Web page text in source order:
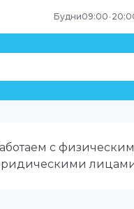
Будни09:00-
с